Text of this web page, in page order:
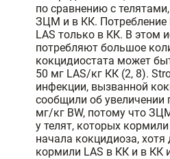
по сравнению с
ЗЦМ и в КК. Потребление
LAS только в КК. В этом
потребляют большое
кокцидиостата может
50 мг LAS/кг КК (2, 8).
инфекции, вызванной
сообщили об увеличении
мг/кг BW, потому что
у телят, которых
начала кокцидиоза,
кормили LAS в КК и в КК